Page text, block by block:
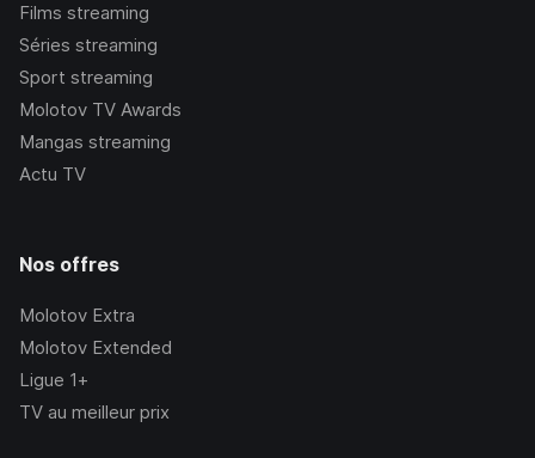
Films streaming
Séries streaming
Sport streaming
Molotov TV Awards
Mangas streaming
Actu TV
Nos offres
Molotov Extra
Molotov Extended
Ligue 1+
TV au meilleur prix